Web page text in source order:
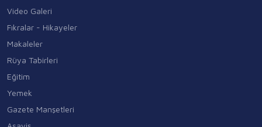
Video Galeri
Fıkralar - Hikayeler
Makaleler
Rüya Tabirleri
Eğitim
Yemek
Gazete Manşetleri